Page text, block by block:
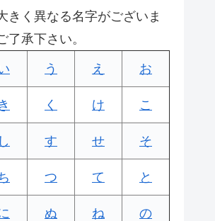
きく異なる名字がございま
了承下さい。
う え お
く け こ
し す せ そ
つ て と
ぬ ね の